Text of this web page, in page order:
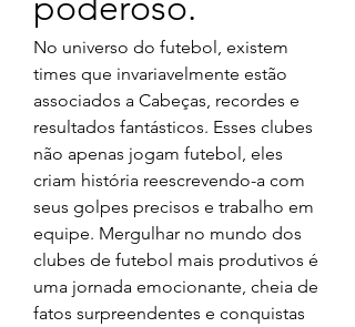
No universo do futebol, existem
times que invariavelmente estão
associados a Cabeças, recordes e
resultados fantásticos. Esses clubes
não apenas jogam futebol, eles
criam história reescrevendo-a com
seus golpes precisos e trabalho em
equipe. Mergulhar no mundo dos
clubes de futebol mais produtivos é
uma jornada emocionante, cheia de
fatos surpreendentes e conquistas